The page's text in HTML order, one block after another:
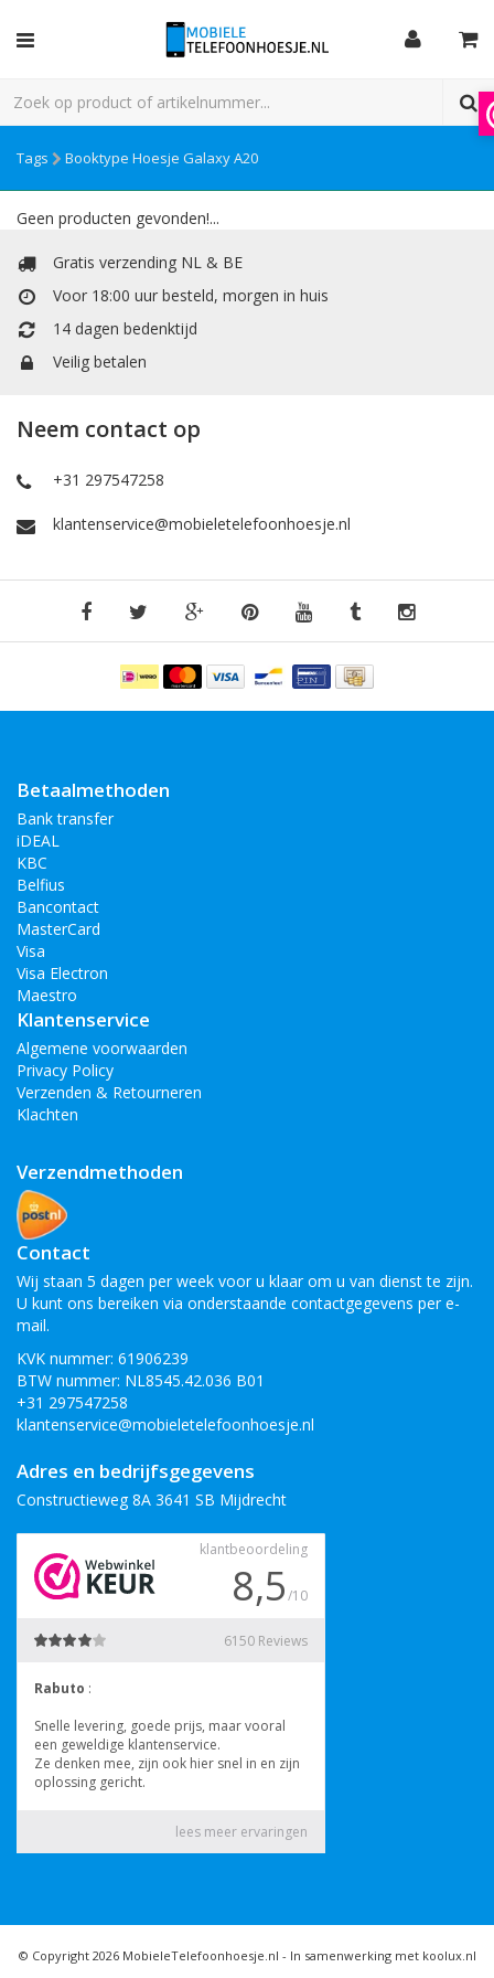
Tags Booktype Hoesje Galaxy A20
Geen producten gevonden!...
Gratis verzending NL & BE
Voor 18:00 uur besteld, morgen in huis
14 dagen bedenktijd
Veilig betalen
Neem contact op
+31 297547258
klantenservice@mobieletelefoonhoesje.nl
Betaalmethoden
Bank transfer
iDEAL
KBC
Belfius
Bancontact
MasterCard
Visa
Visa Electron
Maestro
Klantenservice
Algemene voorwaarden
Privacy Policy
Verzenden & Retourneren
Klachten
Verzendmethoden
Contact
Wij staan 5 dagen per week voor u klaar om u van dienst te zijn.
U kunt ons bereiken via onderstaande contactgegevens per e-
mail.
KVK nummer: 61906239
BTW nummer: NL8545.42.036 B01
+31 297547258
klantenservice@mobieletelefoonhoesje.nl
Adres en bedrijfsgegevens
Constructieweg 8A 3641 SB Mijdrecht
© Copyright 2026 MobieleTelefoonhoesje.nl - In samenwerking met koolux.nl